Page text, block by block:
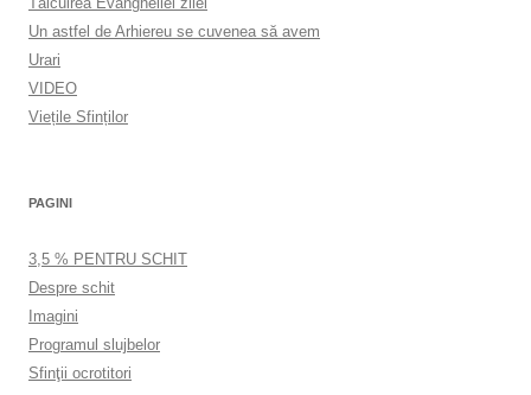
Un astfel de Arhiereu se cuvenea să avem
Urari
VIDEO
Viețile Sfinților
PAGINI
3,5 % PENTRU SCHIT
Despre schit
Imagini
Programul slujbelor
Sfinţii ocrotitori